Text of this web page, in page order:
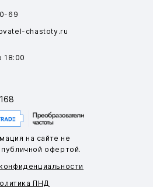
69
chastoty.ru
18:00
на сайте не
публичной офертой.
ПНД